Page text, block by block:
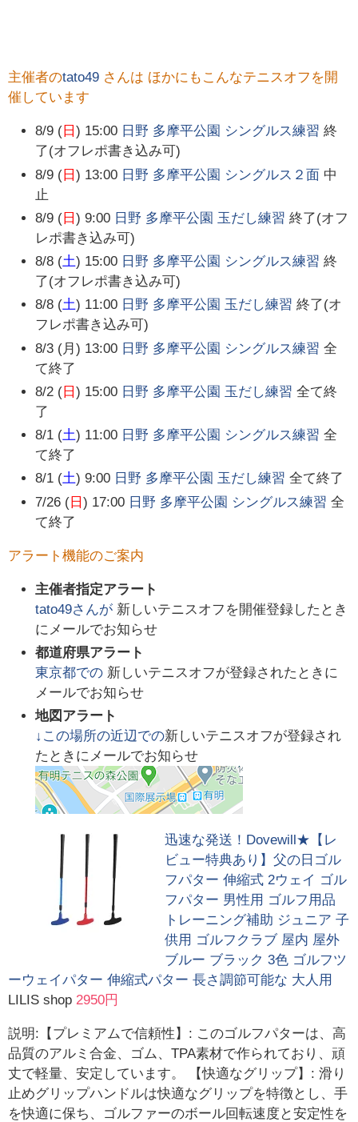
主催者のtato49 さんは ほかにもこんなテニスオフを開
催しています
8/9 ( 日) 15:00 日野 多摩平公園 シングルス練習 終
了(オフレポ書き込み可)
8/9 ( 日) 13:00 日野 多摩平公園 シングルス２面 中
止
8/9 ( 日) 9:00 日野 多摩平公園 玉だし練習 終了(オフ
レポ書き込み可)
8/8 (土) 15:00 日野 多摩平公園 シングルス練習 終
了(オフレポ書き込み可)
8/8 (土) 11:00 日野 多摩平公園 玉だし練習 終了(オ
フレポ書き込み可)
8/3 (月) 13:00 日野 多摩平公園 シングルス練習 全
て終了
8/2 ( 日) 15:00 日野 多摩平公園 玉だし練習 全て終
了
8/1 (土) 11:00 日野 多摩平公園 シングルス練習 全
て終了
8/1 (土) 9:00 日野 多摩平公園 玉だし練習 全て終了
7/26 ( 日) 17:00 日野 多摩平公園 シングルス練習 全
て終了
アラート機能のご案内
主催者指定アラート
tato49さんが 新しいテニスオフを開催登録したとき
にメールでお知らせ
都道府県アラート
東京都での 新しいテニスオフが登録されたときに
メールでお知らせ
地図アラート
↓この場所の近辺での新しいテニスオフが登録され
たときにメールでお知らせ
迅速な発送！Dovewill★【レ
ビュー特典あり】父の日ゴル
フパター 伸縮式 2ウェイ ゴル
フパター 男性用 ゴルフ用品
トレーニング補助 ジュニア 子
供用 ゴルフクラブ 屋内 屋外
ブルー ブラック 3色 ゴルフツ
ーウェイパター 伸縮式パター 長さ調節可能な 大人用
LILIS shop 2950円
説明:【プレミアムで信頼性】: このゴルフパターは、高
品質のアルミ合金、ゴム、TPA素材で作られており、頑
丈で軽量、安定しています。 【快適なグリップ】: 滑り
止めグリップハンドルは快適なグリップを特徴とし、手
を快適に保ち、ゴルファーのボール回転速度と安定性を